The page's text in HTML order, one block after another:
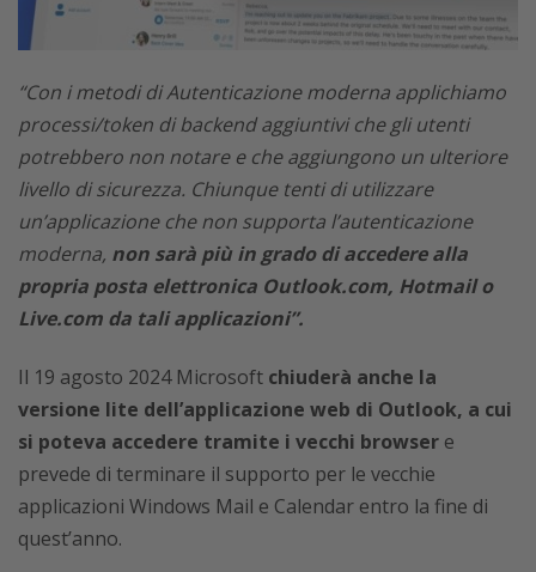
“Con i metodi di Autenticazione moderna applichiamo
processi/token di backend aggiuntivi che gli utenti
potrebbero non notare e che aggiungono un ulteriore
livello di sicurezza. Chiunque tenti di utilizzare
un’applicazione che non supporta l’autenticazione
moderna, non sarà più in grado di accedere alla
propria posta elettronica Outlook.com, Hotmail o
Live.com da tali applicazioni”.
Il 19 agosto 2024 Microsoft chiuderà anche la
versione lite dell’applicazione web di Outlook, a cui
si poteva accedere tramite i vecchi browser e
prevede di terminare il supporto per le vecchie
applicazioni Windows Mail e Calendar entro la fine di
quest’anno.